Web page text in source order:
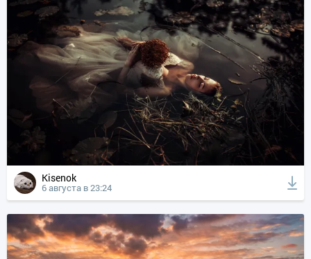
Kisenok
6 августа в 23:24